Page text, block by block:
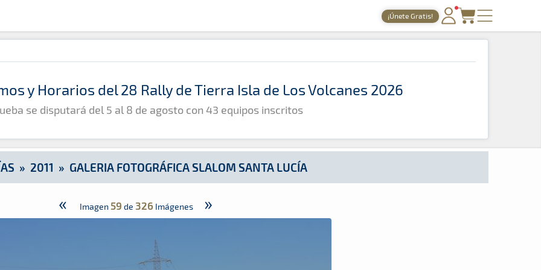
¡Únete Gratis!
PORTADA
TIEMPOS ONLINE
GALERÍAS
ARCHIVO
Lucía
y Horarios del 28 Rally de Tierra Isla de Los Volcanes 2026
se disputará del 5 al 8 de agosto con 43 equipos inscritos
» 2011 » GALERIA FOTOGRÁFICA SLALOM SANTA LUCÍA
« Imagen 59 de 326 Imágenes »